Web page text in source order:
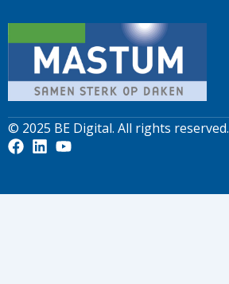
© 2025 BE Digital. All rights reserved.